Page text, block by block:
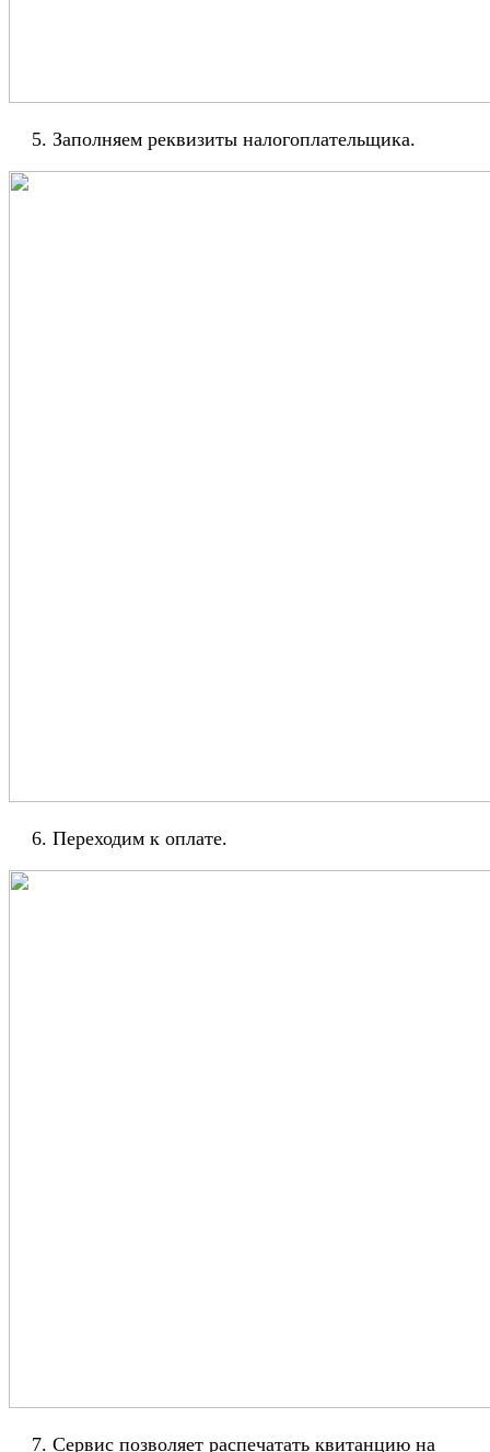
Заполняем реквизиты налогоплательщика.
Переходим к оплате.
Сервис позволяет распечатать квитанцию на